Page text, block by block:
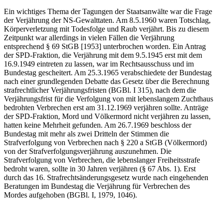
Ein wichtiges Thema der Tagungen der Staatsanwälte war die Frage
der Verjährung der NS-Gewalttaten. Am 8.5.1960 waren Totschlag,
Körperverletzung mit Todesfolge und Raub verjährt. Bis zu diesem
Zeitpunkt war allerdings in vielen Fällen die Verjährung
entsprechend § 69 StGB [1953] unterbrochen worden. Ein Antrag
der SPD-Fraktion, die Verjährung mit dem 9.5.1945 erst mit dem
16.9.1949 eintreten zu lassen, war im Rechtsausschuss und im
Bundestag gescheitert. Am 25.3.1965 verabschiedete der Bundestag
nach einer grundlegenden Debatte das Gesetz über die Berechnung
strafrechtlicher Verjährungsfristen (BGBl. I 315), nach dem die
Verjährungsfrist für die Verfolgung von mit lebenslangem Zuchthaus
bedrohten Verbrechen erst am 31.12.1969 verjähren sollte. Anträge
der SPD-Fraktion, Mord und Völkermord nicht verjähren zu lassen,
hatten keine Mehrheit gefunden. Am 26.7.1969 beschloss der
Bundestag mit mehr als zwei Dritteln der Stimmen die
Strafverfolgung von Verbrechen nach § 220 a StGB (Völkermord)
von der Strafverfolgungsverjährung auszunehmen. Die
Strafverfolgung von Verbrechen, die lebenslanger Freiheitsstrafe
bedroht waren, sollte in 30 Jahren verjähren (§ 67 Abs. 1). Erst
durch das 16. Strafrechtsänderungsgesetz wurde nach eingehenden
Beratungen im Bundestag die Verjährung für Verbrechen des